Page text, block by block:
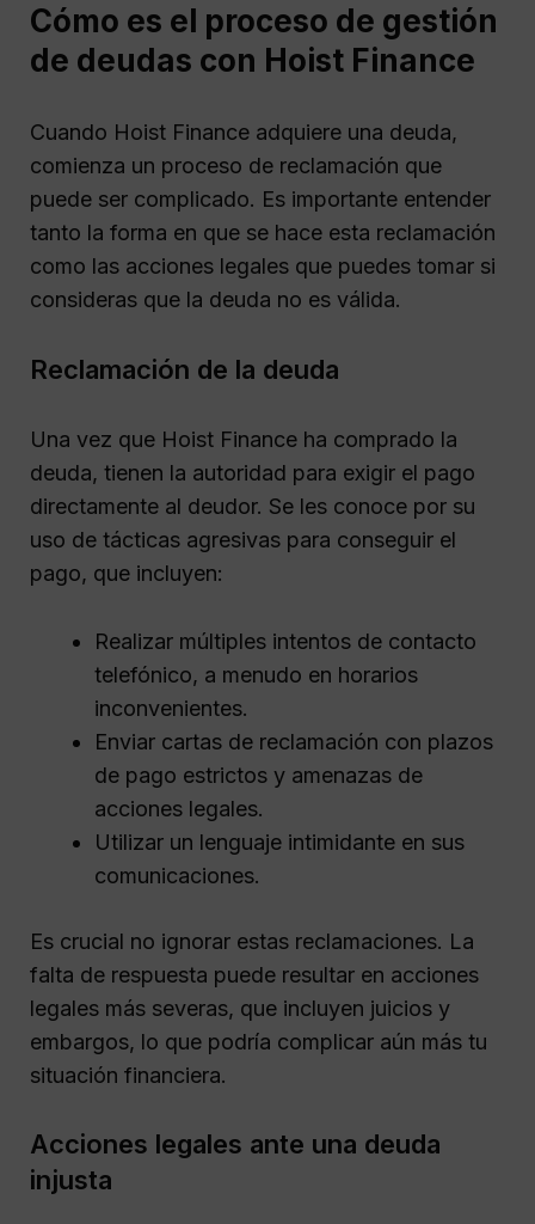
Cómo es el proceso de gestión
de deudas con Hoist Finance
Cuando Hoist Finance adquiere una deuda,
comienza un proceso de reclamación que
puede ser complicado. Es importante entender
tanto la forma en que se hace esta reclamación
como las acciones legales que puedes tomar si
consideras que la deuda no es válida.
Reclamación de la deuda
Una vez que Hoist Finance ha comprado la
deuda, tienen la autoridad para exigir el pago
directamente al deudor. Se les conoce por su
uso de tácticas agresivas para conseguir el
pago, que incluyen:
Realizar múltiples intentos de contacto
telefónico, a menudo en horarios
inconvenientes.
Enviar cartas de reclamación con plazos
de pago estrictos y amenazas de
acciones legales.
Utilizar un lenguaje intimidante en sus
comunicaciones.
Es crucial no ignorar estas reclamaciones. La
falta de respuesta puede resultar en acciones
legales más severas, que incluyen juicios y
embargos, lo que podría complicar aún más tu
situación financiera.
Acciones legales ante una deuda
injusta